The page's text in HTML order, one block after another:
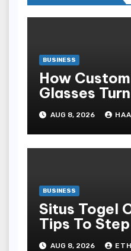
BUSINESS
How
Glasses
Moments
Special
AUG 8, 2026
BUSINESS
Situs Togel
Tips To
Odds
AUG 8, 2026